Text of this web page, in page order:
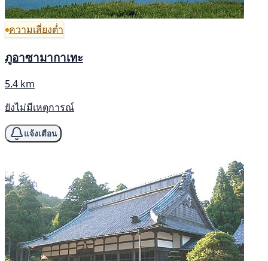
ความเสี่ยงต่ำ
ภูอาซามากาเทะ
5.4 km
ยังไม่มีเหตุการณ์
แจ้งเตือน